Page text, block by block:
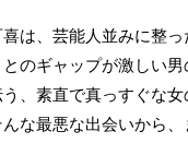
は、芸能人並みに整
とのギャップが激しい
う、素直で真っすぐな
んな最悪な出会いから